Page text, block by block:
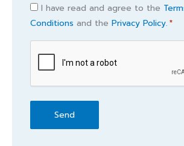
Consent
*
I have read and agree to the
Conditions and the Privacy Policy. *